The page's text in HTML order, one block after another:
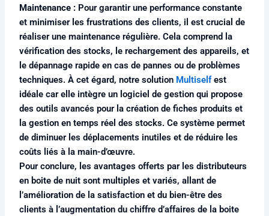
Maintenance : Pour garantir une performance constante
et minimiser les frustrations des clients, il est crucial de
réaliser une maintenance régulière. Cela comprend la
vérification des stocks, le rechargement des appareils, et
le dépannage rapide en cas de pannes ou de problèmes
techniques. À cet égard, notre solution Multiselfest
idéale car elle intègre un logiciel de gestion qui propose
des outils avancés pour la création de fiches produits et
la gestion en temps réel des stocks. Ce système permet
de diminuer les déplacements inutiles et de réduire les
coûts liés à la main-d’œuvre.
Pour conclure, les avantages offerts par les distributeurs
en boite de nuit sont multiples et variés, allant de
l’amélioration de la satisfaction et du bien-être des
clients à l’augmentation du chiffre d’affaires de la boite